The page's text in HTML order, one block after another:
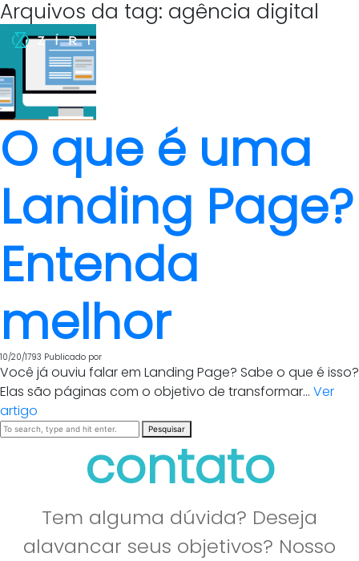
Arquivos da tag: agência digital
O que é uma
Landing Page?
Entenda
melhor
10/20/1793 Publicado por
Você já ouviu falar em Landing Page? Sabe o que é isso?
Elas são páginas com o objetivo de transformar... Ver
artigo
Pesquisar
contato
Tem alguma dúvida? Deseja
alavancar seus objetivos? Nosso